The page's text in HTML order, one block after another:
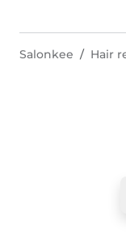
Salonkee Hair